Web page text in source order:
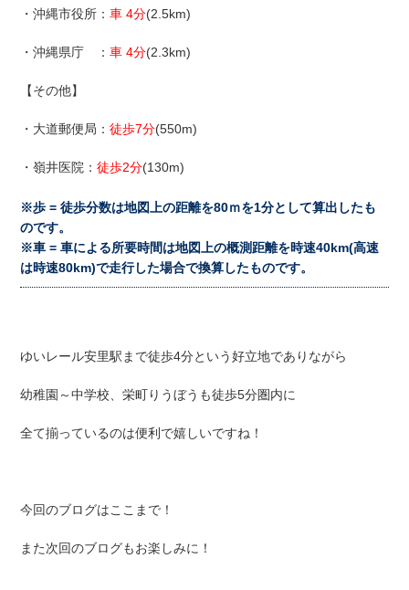
・沖縄市役所：車 4分(2.5km)
・沖縄県庁 ：車 4分(2.3km)
【その他】
・大道郵便局：徒歩7分(550m)
・嶺井医院：徒歩2分(130m)
※歩 = 徒歩分数は地図上の距離を80ｍを1分として算出したも
のです。
※車 = 車による所要時間は地図上の概測距離を時速40km(高速
は時速80km)で走行した場合で換算したものです。
ゆいレール安里駅まで徒歩4分という好立地でありながら
幼稚園～中学校、栄町りうぼうも徒歩5分圏内に
全て揃っているのは便利で嬉しいですね！
今回のブログはここまで！
また次回のブログもお楽しみに！